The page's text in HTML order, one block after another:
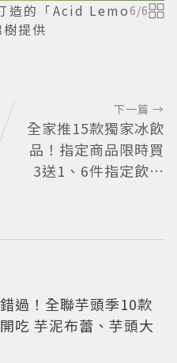
造的「Acid Lemo
提供
6/6
下一篇 →
全家推15款獨家冰飲
品！指定商品限時買
3送1、6件指定飲料
過！全聯芋頭季10款
吃 芋泥布蕾、芋頭大